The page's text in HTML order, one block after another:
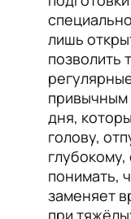
лишь
позволить
привычным
дня,
голову,
понимать,
заменяет
при